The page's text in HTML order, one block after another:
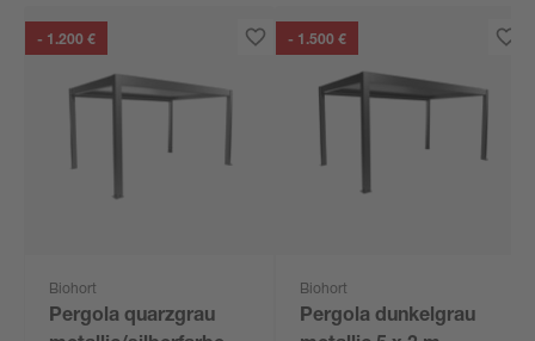
- 1.200 €
Biohort
Pergola quarzgrau
- 1.500 €
Biohort
Pergola dunkelgrau